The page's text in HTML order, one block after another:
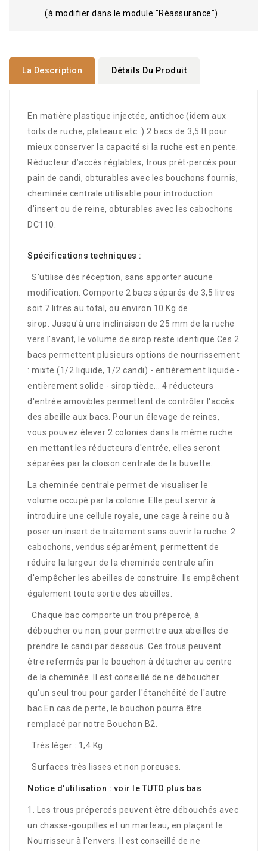
(à modifier dans le module "Réassurance")
La Description Détails Du Produit
En matière plastique injectée, antichoc (idem aux
toits de ruche, plateaux etc..) 2 bacs de 3,5 lt pour
mieux conserver la capacité si la ruche est en pente.
Réducteur d’accès réglables, trous prêt-percés pour
pain de candi, obturables avec les bouchons fournis,
cheminée centrale utilisable pour introduction
d’insert ou de reine, obturables avec les cabochons
DC110.
Spécifications techniques :
S'utilise dès réception, sans apporter aucune
modification. Comporte 2 bacs séparés de 3,5 litres
soit 7 litres au total, ou environ 10 Kg de
sirop. Jusqu'à une inclinaison de 25 mm de la ruche
vers l'avant, le volume de sirop reste identique.Ces 2
bacs permettent plusieurs options de nourrissement
: mixte (1/2 liquide, 1/2 candi) - entièrement liquide -
entièrement solide - sirop tiède... 4 réducteurs
d'entrée amovibles permettent de contrôler l'accès
des abeille aux bacs.
Pour un élevage de reines,
vous pouvez élever 2 colonies dans la même ruche
en mettant les réducteurs d'entrée, elles seront
séparées par la cloison centrale de la buvette.
La cheminée centrale permet de visualiser le
volume occupé par la colonie. Elle peut servir à
introduire une cellule royale, une cage à reine ou à
poser un insert de traitement sans ouvrir la ruche. 2
cabochons, vendus séparément, permettent de
réduire la largeur de la cheminée centrale afin
d'empêcher les abeilles de construire. Ils empêchent
également toute sortie des abeilles.
Chaque bac comporte un trou prépercé, à
déboucher ou non, pour permettre aux abeilles de
prendre le candi par dessous. Ces trous peuvent
être refermés par le bouchon à détacher au centre
de la cheminée. Il est conseillé de ne déboucher
qu'un seul trou pour garder l'étanchéité de l'autre
bac En cas de perte, le bouchon pourra être
remplacé par notre Bouchon B2.
Très léger : 1,4 Kg.
Surfaces très lisses et non poreuses.
Notice d'utilisation : voir le TUTO plus bas
1. Les trous prépercés peuvent être débouchés avec
un chasse-goupilles et un marteau, en plaçant le
Nourrisseur à l'envers.
Il est conseillé de ne